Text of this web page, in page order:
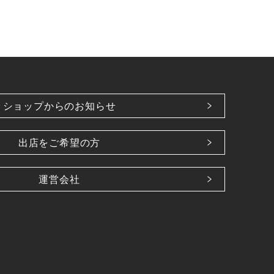
ショップからのお知らせ
出店をご希望の方
運営会社